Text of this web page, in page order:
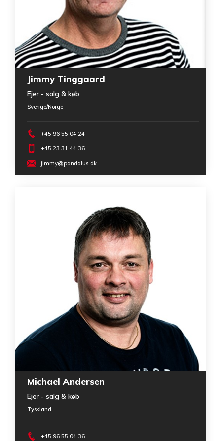
Jimmy Tinggaard
Ejer - salg & køb
Sverige/Norge
+45 96 55 04 24
+45 23 31 44 36
jimmy@pandalus.dk
Michael Andersen
Ejer - salg & køb
Tyskland
+45 96 55 04 36